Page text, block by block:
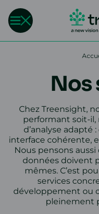
Nos
Chez Treensight,
performant soit-il,
d’analyse adapté
interface cohérente,
Nous pensons
données doivent
mêmes. C’est
services
développement ou
pleinement